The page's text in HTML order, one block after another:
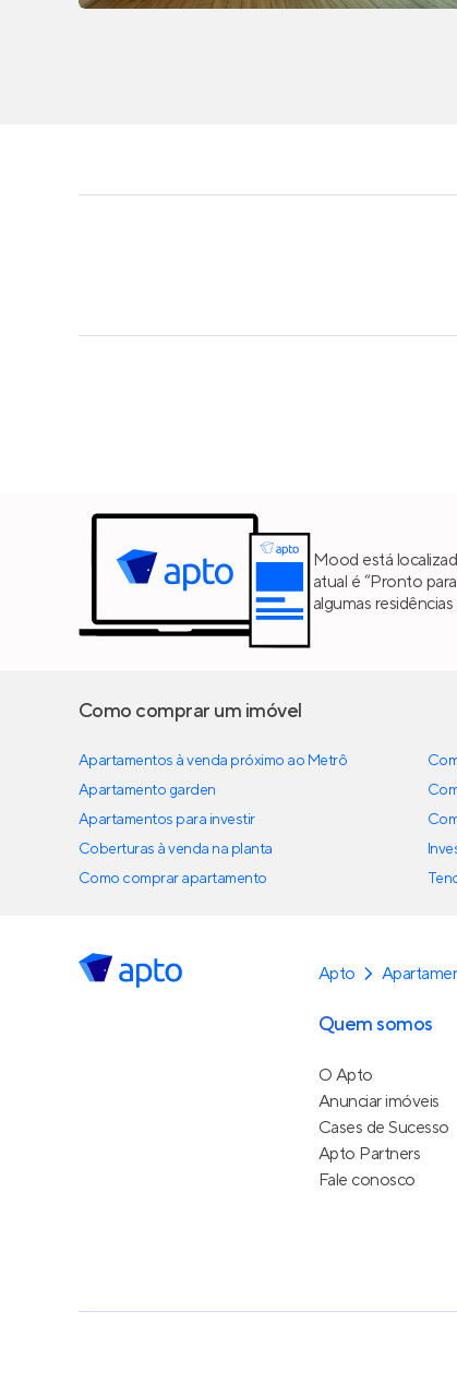
Mood está
atual é “Pronto
algumas
Como comprar um imóvel
Apartamentos à venda próximo ao Metrô
Apartamento garden
Apartamentos para investir
Coberturas à venda na planta
Como comprar apartamento
Apto
Quem somos
O Apto
Anunciar imóveis
Cases de Sucesso
Apto Partners
Fale conosco